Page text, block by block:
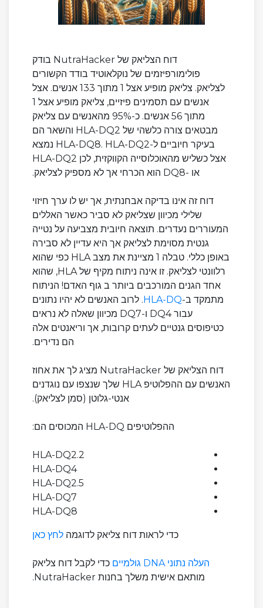
דוח הצליאק של NutraHacker בודק
פולימורפיזמים של נוקלאוטיד בודד הקשורים
לצליאק. צליאק מופיע אצל 1 מתוך 133 אנשים. אצל
אנשים עם תסמינים פיזיים, צליאק מופיע אצל 1
מתוך 56 אנשים. כ-95% מהאנשים עם צליאק
מבטאים צורה כלשהי של HLA-DQ2 והשאר הם
בעיקר חיוביים ל-HLA-DQ8. HLA-DQ2 נמצא
אצל כשליש מהאוכלוסייה הקווקזית, לכן HLA-DQ2
או -DQ8 הוא הכרחי אך לא מספיק לצליאק.
דוח זה אינו בדיקה אבחנתית, אך יש לו ערך חיזוי
שלילי מכיוון שצליאק לא סביר כאשר האללים
המעוררים נעדרים. תוצאה חיובית מצביעה על נטייה
גנטית מסוימת לצליאק אך היא עדיין לא סבירה
באופן כללי. טבלה 1 מציינת את מצב HLA כפי שהוא
רלוונטי לצליאק. זו אינה ניתוח מקיף של HLA, שהוא
אחד הגנים המורכבים ביותר ב גוף האדם! הניתוח
מתמקד ב-HLA-DQ. לרוב האנשים לא יהיו נתונים
עבור DQ4 ו-DQ7 מכיוון שאלה לא נראים
כטיפוסים גנטיים לעתים קרובות, אך וריאנטים אלה
הם נדירים.
דוח הצליאק של NutraHacker מציג לך את אחוז
האנשים עם ההפלוטיפ HLA שלך שנצפו עם נוגדנים
אנטי-גלוטן (סמן לצליאק).
ההפלוטיפים HLA-DQ המכוסים הם:
HLA-DQ2.2
HLA-DQ4
HLA-DQ2.5
HLA-DQ7
HLA-DQ8
כדי לראות דוח צליאק לדוגמהלחץ כאן
העלה נתוני DNA גולמיים
כדי לקבל דוח צליאק
מותאם אישית משלך בחנות NutraHacker.